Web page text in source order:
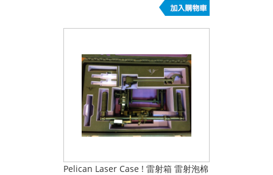
Pelican Laser Case ! 雷射箱 雷射泡棉